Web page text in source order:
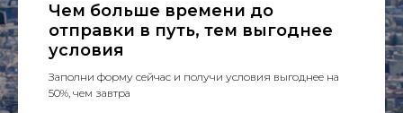
Чем больше времени до
отправки в путь, тем выгоднее
условия
Заполни форму сейчас и получи условия выгоднее на
50%, чем завтра